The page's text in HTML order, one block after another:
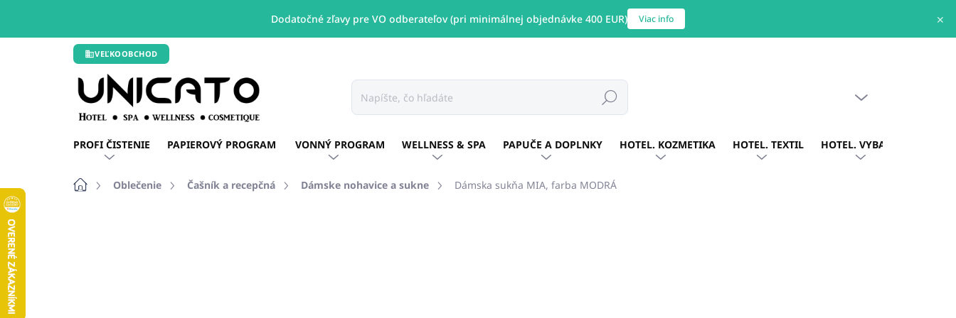
Dodatočné zľavy pre VO odberateľov (pri minimálnej objednávke 400 EUR) Viac info
✕
Prejsť
VEĽKOOBCHOD
Hľadať
PROFI ČISTENIE PAPIEROVÝ PROGRAM VONNÝ PROGRAM WELLNESS & SPA PAPUČE A DOPLNKY HOTEL. KOZMETIKA HOTEL. TEXTIL HOTEL. VYBAVENIE
DomovOblečenie Čašník a recepčná Dámske nohavice a sukne Dámska sukňa MIA, farba MODRÁ